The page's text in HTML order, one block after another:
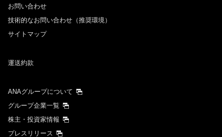
経由地および乗り継ぎ所要時間を追加する
時間帯指定なし
経由地および乗り継ぎ所要時間を追加する
お問い合わせ
技術的なお問い合わせ（推奨環境）
サイトマップ
運送約款
ANAグループについて
グループ企業一覧
株主・投資家情報
プレスリリース